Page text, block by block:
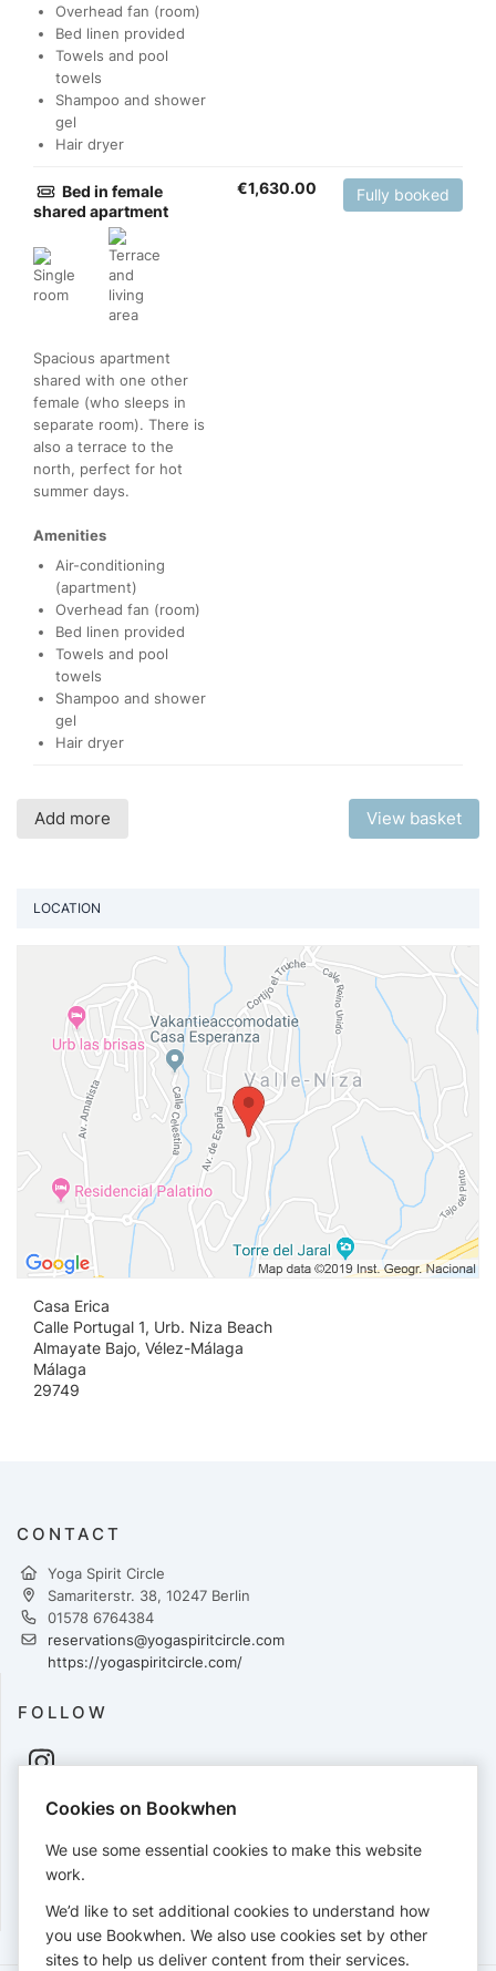
Overhead fan (room)
Bed linen provided
Towels and pool
towels
Shampoo and shower
gel
Hair dryer
Bed in female
shared apartment
Spacious apartment
shared with one other
female (who sleeps in
separate room). There is
also a terrace to the
north, perfect for hot
summer days.
Amenities
Air-conditioning
(apartment)
Overhead fan (room)
Bed linen provided
Towels and pool
towels
Shampoo and shower
gel
Hair dryer
€1,630.00 Fully booked
Add more View basket
LOCATION
Casa Erica
Calle Portugal 1, Urb. Niza Beach
Almayate Bajo, Vélez-Málaga
Málaga
29749
CONTACT
Yoga Spirit Circle
Samariterstr. 38, 10247 Berlin
01578 6764384
reservations@yogaspiritcircle.com
https://yogaspiritcircle.com/
FOLLOW
PAYMENTS
Cards accepted:
Cookies on Bookwhen
We use some essential cookies to make this website
work.
We’d like to set additional cookies to understand how
you use Bookwhen. We also use cookies set by other
sites to help us deliver content from their services.